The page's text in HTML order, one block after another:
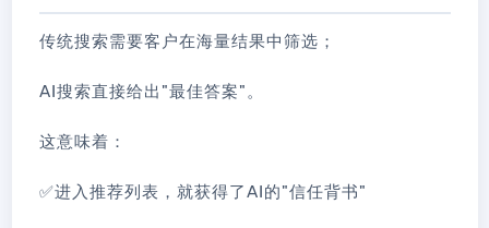
传统搜索需要客户在海量结果中筛选；
AI搜索直接给出"最佳答案"。
这意味着：
✅进入推荐列表，就获得了AI的"信任背书"